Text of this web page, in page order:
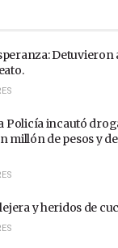
Detuvieron
Policía incautó
millón de pesos y
y heridos de